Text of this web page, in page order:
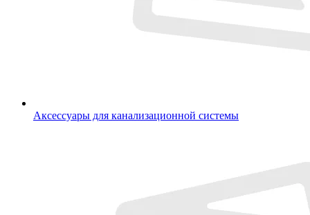
Аксессуары для канализационной системы